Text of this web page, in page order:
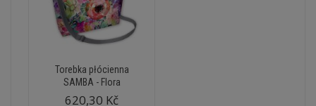
Torebka płócienna
SAMBA - Flora
620,30 Kč